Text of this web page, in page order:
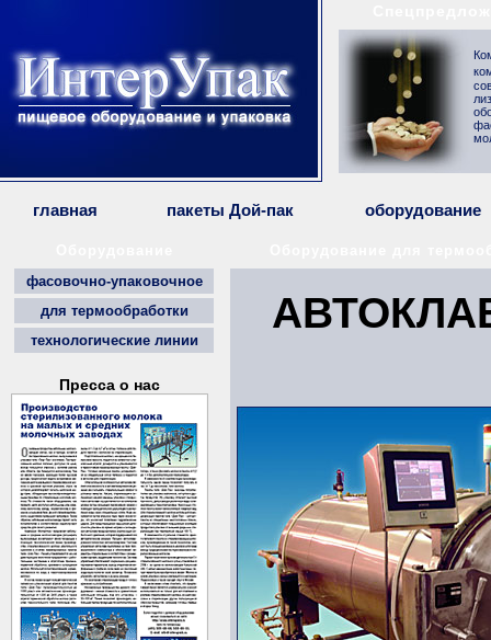
главная пакеты Дой-пак оборудование
фасовочно-упаковочное
для термообработки
технологические линии
Пресса о нас